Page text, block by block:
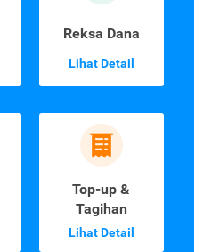
Reksa Dana
Lihat Detail
Top-up &
Tagihan
Lihat Detail